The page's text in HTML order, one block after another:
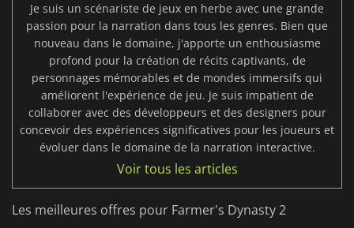
Je suis un scénariste de jeux en herbe avec une grande
passion pour la narration dans tous les genres. Bien que
nouveau dans le domaine, j'apporte un enthousiasme
profond pour la création de récits captivants, de
personnages mémorables et de mondes immersifs qui
améliorent l'expérience de jeu. Je suis impatient de
collaborer avec des développeurs et des designers pour
concevoir des expériences significatives pour les joueurs et
évoluer dans le domaine de la narration interactive.
Voir tous les articles
Les meilleures offres pour Farmer's Dynasty 2